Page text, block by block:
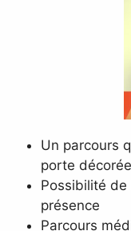
Un parcours
porte décorée
Possibilité de
présence
Parcours